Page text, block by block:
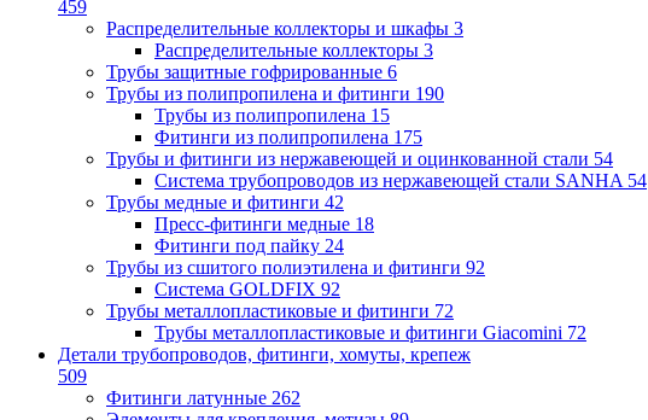
459
Распределительные коллекторы и шкафы 3
Распределительные коллекторы 3
Трубы защитные гофрированные 6
Трубы из полипропилена и фитинги 190
Трубы из полипропилена 15
Фитинги из полипропилена 175
Трубы и фитинги из нержавеющей и оцинкованной стали 54
Система трубопроводов из нержавеющей стали SANHA 54
Трубы медные и фитинги 42
Пресс-фитинги медные 18
Фитинги под пайку 24
Трубы из сшитого полиэтилена и фитинги 92
Система GOLDFIX 92
Трубы металлопластиковые и фитинги 72
Трубы металлопластиковые и фитинги Giacomini 72
Детали трубопроводов, фитинги, хомуты, крепеж
509
Фитинги латунные 262